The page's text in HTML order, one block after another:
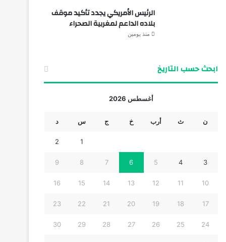
الرئيس الأمريكي يجدد تأكيد موقف
بلاده الداعم لمغربية الصحراء
منذ يومين
ابحث حسب التاريخ
أغسطس 2026
ن ث أرب خ ج س د
1
2
3
4
5
6
7
8
9
10
11
12
13
14
15
16
17
18
19
20
21
22
23
24
25
26
27
28
29
30